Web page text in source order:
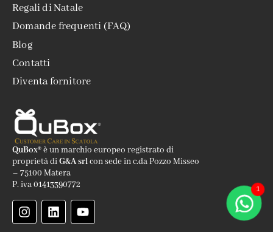
Regali di Natale
Domande frequenti (FAQ)
Blog
Contatti
Diventa fornitore
QuBox®è un marchio europeo registrato di
proprietà diG&A srlcon sede in c.da Pozzo Misseo
– 75100 Matera
P. iva 01413390772
1